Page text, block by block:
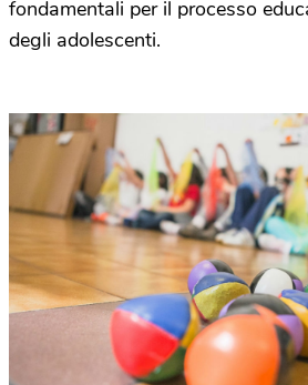
fondamentali per il processo
degli adolescenti.